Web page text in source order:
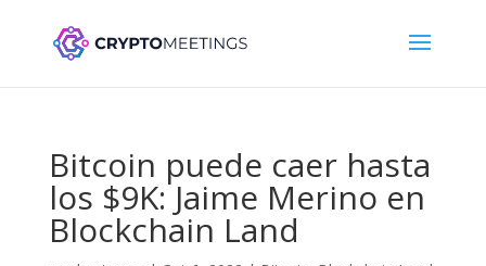
Bitcoin puede caer hasta
los $9K: Jaime Merino en
Blockchain Land